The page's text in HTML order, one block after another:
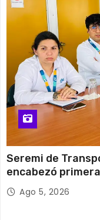
14 de agosto
Viernes
Seremi de
encabezó
retiro de cables
Ago 5, 2026